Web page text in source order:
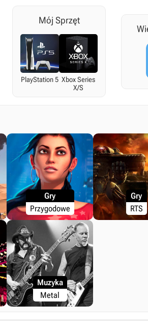
Mój Sprzęt
PlayStation 5 Xbox Series
X/S
Gry
Przygodowe
Gry
RTS
Muzyka
Metal